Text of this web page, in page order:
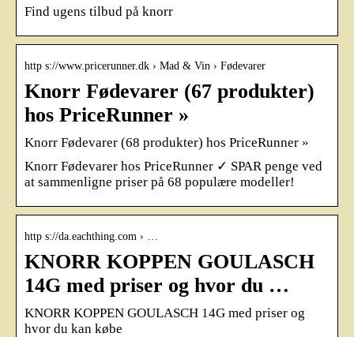
Find ugens tilbud på knorr
http s://www.pricerunner.dk › Mad & Vin › Fødevarer
Knorr Fødevarer (67 produkter)
hos PriceRunner »
Knorr Fødevarer (68 produkter) hos PriceRunner »
Knorr Fødevarer hos PriceRunner ✓ SPAR penge ved
at sammenligne priser på 68 populære modeller!
http s://da.eachthing.com › …
KNORR KOPPEN GOULASCH
14G med priser og hvor du …
KNORR KOPPEN GOULASCH 14G med priser og
hvor du kan købe